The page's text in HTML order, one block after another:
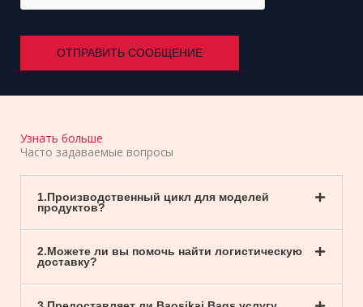
ОТПРАВИТЬ СООБЩЕНИЕ
Узнать больше
Часто задаваемые вопросы
1.Производственный цикл для моделей
продуктов?
2.Можете ли вы помочь найти логистическую
доставку?